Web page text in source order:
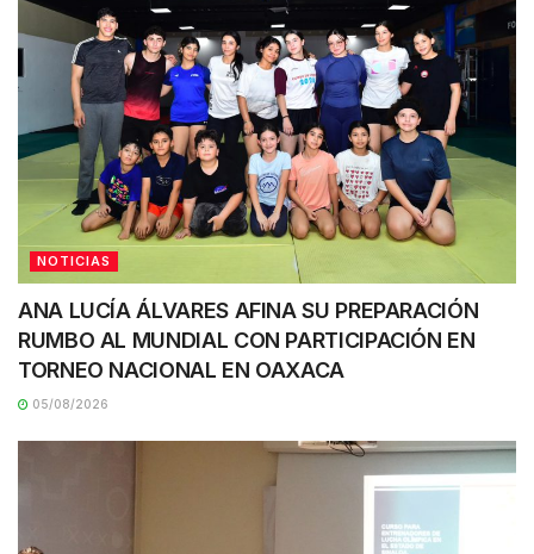
NOTICIAS
ANA LUCÍA ÁLVARES AFINA SU PREPARACIÓN
RUMBO AL MUNDIAL CON PARTICIPACIÓN EN
TORNEO NACIONAL EN OAXACA
05/08/2026